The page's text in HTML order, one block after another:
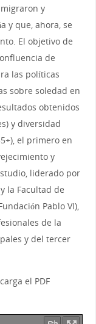
y
y que, ahora, se
El objetivo de
de
las políticas
sobre soledad en
obtenidos
y diversidad
el primero en
y
liderado por
la Facultad de
Pablo VI),
de la
y del tercer
el PDF